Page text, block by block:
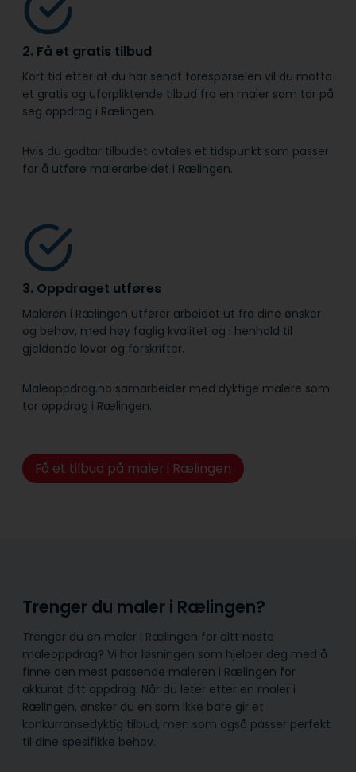
2. Få et gratis tilbud
Kort tid etter at du har sendt forespørselen vil du motta
et gratis og uforpliktende tilbud fra en maler som tar på
seg oppdrag i Rælingen.
Hvis du godtar tilbudet avtales et tidspunkt som passer
for å utføre malerarbeidet i Rælingen.
3. Oppdraget utføres
Maleren i Rælingen utfører arbeidet ut fra dine ønsker
og behov, med høy faglig kvalitet og i henhold til
gjeldende lover og forskrifter.
Maleoppdrag.no samarbeider med dyktige malere som
tar oppdrag i Rælingen.
Få et tilbud på maler i Rælingen
Trenger du maler i Rælingen?
Trenger du en maler i Rælingen for ditt neste
maleoppdrag? Vi har løsningen som hjelper deg med å
finne den mest passende maleren i Rælingen for
akkurat ditt oppdrag. Når du leter etter en maler i
Rælingen, ønsker du en som ikke bare gir et
konkurransedyktig tilbud, men som også passer perfekt
til dine spesifikke behov.